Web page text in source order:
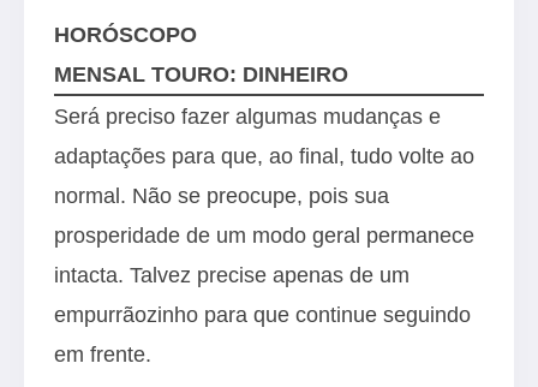
HORÓSCOPO
MENSAL TOURO: DINHEIRO
Será preciso fazer algumas mudanças e
adaptações para que, ao final, tudo volte ao
normal. Não se preocupe, pois sua
prosperidade de um modo geral permanece
intacta. Talvez precise apenas de um
empurrãozinho para que continue seguindo
em frente.